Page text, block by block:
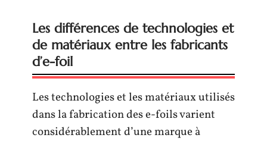
Les différences de technologies et
de matériaux entre les fabricants
d’e-foil
Les technologies et les matériaux utilisés
dans la fabrication des e-foils varient
considérablement d’une marque à